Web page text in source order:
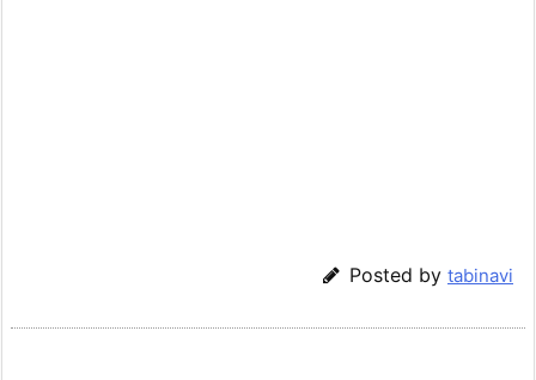
Posted by tabinavi